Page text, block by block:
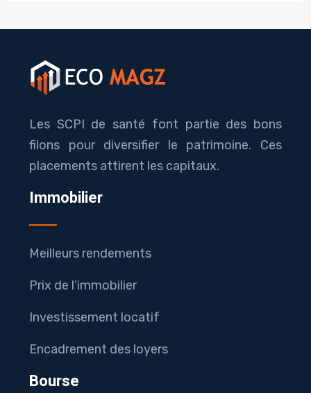
Les SCPI de santé font partie des bons
filons pour diversifier le patrimoine. Ces
placements attirent les capitaux.
Immobilier
Meilleurs rendements
Prix de l’immobilier
Investissement locatif
Encadrement des loyers
Bourse